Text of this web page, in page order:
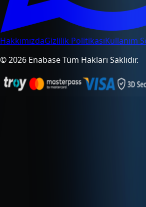
HakkımızdaGizlilik PolitikasıKullanım
© 2026 Enabase Tüm Hakları Saklıdır.